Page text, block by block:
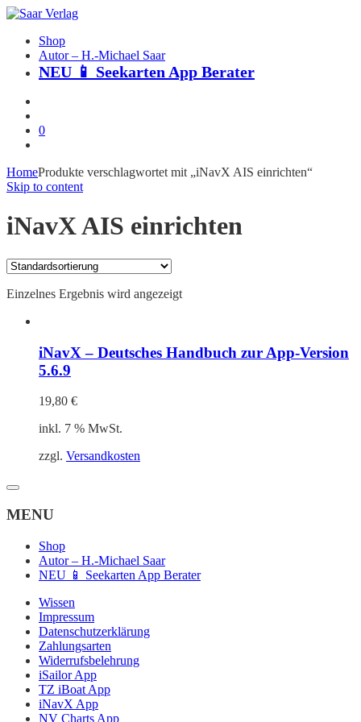
Shop
Autor – H.-Michael Saar
NEU 📱 Seekarten App Berater
0
HomeProdukte verschlagwortet mit „iNavX AIS einrichten“
Skip to content
iNavX AIS einrichten
Einzelnes Ergebnis wird angezeigt
iNavX – Deutsches Handbuch zur App-Version
5.6.9
19,80 €
inkl. 7 % MwSt.
zzgl. Versandkosten
MENU
Shop
Autor – H.-Michael Saar
NEU 📱 Seekarten App Berater
Wissen
Impressum
Datenschutzerklärung
Zahlungsarten
Widerrufsbelehrung
iSailor App
TZ iBoat App
iNavX App
NV Charts App